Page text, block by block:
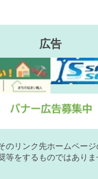
広告
のリンク先ホームペー
等をするものではありま